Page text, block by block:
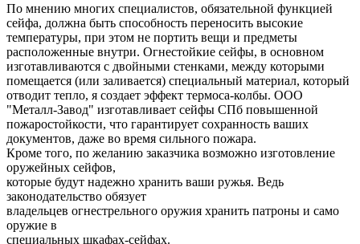
По мнению многих специалистов, обязательной функцией
сейфа, должна быть способность переносить высокие
температуры, при этом не портить вещи и предметы
расположенные внутри. Огнестойкие сейфы, в основном
изготавливаются с двойными стенками, между которыми
помещается (или заливается) специальный материал, который
отводит тепло, я создает эффект термоса-колбы. ООО
"Металл-Завод" изготавливает cейфы СПб повышенной
пожаростойкости, что гарантирует сохранность ваших
документов, даже во время сильного пожара.
Кроме того, по желанию заказчика возможно изготовление
оружейных cейфов,
которые будут надежно хранить ваши ружья. Ведь
законодательство обязует
владельцев огнестрельного оружия хранить патроны и само
оружие в
специальных шкафах-сейфах.